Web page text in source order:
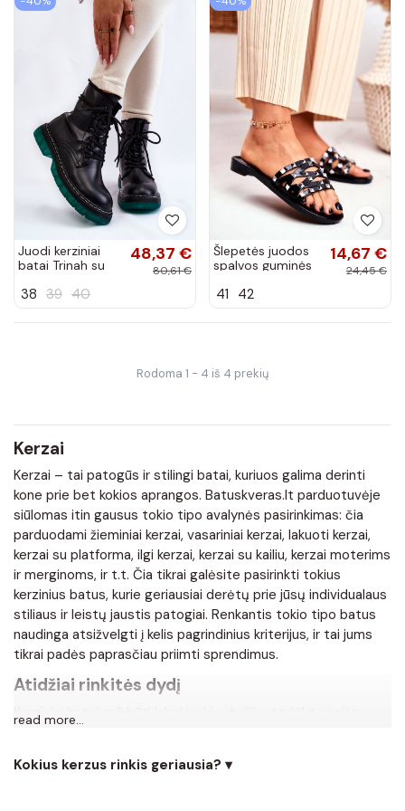
Juodi kerziniai
batai Trinah su
48,37 €
80,61 €
38 39 40
Šlepetės juodos
spalvos guminės
14,67 €
24,45 €
41 42
Rodoma 1 - 4 iš 4 prekių
Kerzai
Kerzai – tai patogūs ir stilingi batai, kuriuos galima derinti
kone prie bet kokios aprangos. Batuskveras.lt parduotuvėje
siūlomas itin gausus tokio tipo avalynės pasirinkimas: čia
parduodami žieminiai kerzai, vasariniai kerzai, lakuoti kerzai,
kerzai su platforma, ilgi kerzai, kerzai su kailiu, kerzai moterims
ir merginoms, ir t.t. Čia tikrai galėsite pasirinkti tokius
kerzinius batus, kurie geriausiai derėtų prie jūsų individualaus
stiliaus ir leistų jaustis patogiai. Renkantis tokio tipo batus
naudinga atsižvelgti į kelis pagrindinius kriterijus, ir tai jums
tikrai padės paprasčiau priimti sprendimus.
Atidžiai rinkitės dydį
Kerziniai batai gali būti labai įvairių dydžių, todėl turėsite
pateiktas dydžių lenteles, kurios tikrai padės pasirinkti
read more...
Kokius kerzus rinkis geriausia? ▾